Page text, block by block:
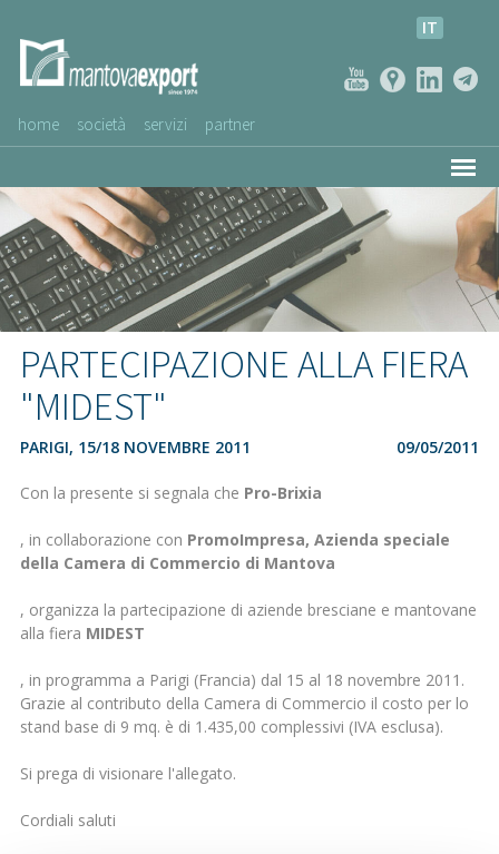
IT
home società servizi partner
AZIENDE CLIENTI
NEWS
VIDEO
SERVIZIO CLIENTI
PARTECIPAZIONE ALLA FIERA
"MIDEST"
PARIGI, 15/18 NOVEMBRE 2011 09/05/2011
Con la presente si segnala che Pro-Brixia
, in collaborazione con PromoImpresa, Azienda speciale
della Camera di Commercio di Mantova
, organizza la partecipazione di aziende bresciane e mantovane
alla fiera MIDEST
, in programma a Parigi (Francia) dal 15 al 18 novembre 2011.
Grazie al contributo della Camera di Commercio il costo per lo
stand base di 9 mq. è di 1.435,00 complessivi (IVA esclusa).
Si prega di visionare l'allegato.
Cordiali saluti